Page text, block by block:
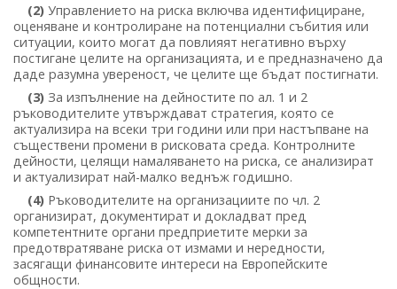
(2) Управлението на риска включва идентифициране,
оценяване и контролиране на потенциални събития или
ситуации, които могат да повлияят негативно върху
постигане целите на организацията, и е предназначено да
даде разумна увереност, че целите ще бъдат постигнати.
(3) За изпълнение на дейностите по ал. 1 и 2
ръководителите утвърждават стратегия, която се
актуализира на всеки три години или при настъпване на
съществени промени в рисковата среда. Контролните
дейности, целящи намаляването на риска, се анализират
и актуализират най-малко веднъж годишно.
(4) Ръководителите на организациите по чл. 2
организират, документират и докладват пред
компетентните органи предприетите мерки за
предотвратяване риска от измами и нередности,
засягащи финансовите интереси на Европейските
общности.